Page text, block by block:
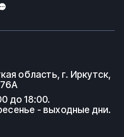
область, г. Иркутск,
до 18:00.
- выходные дни.